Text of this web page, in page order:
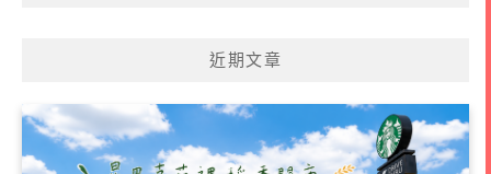
近期文章